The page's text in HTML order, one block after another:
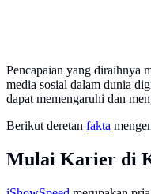
Pencapaian yang diraihnya
media sosial dalam dunia
dapat memengaruhi dan
Berikut deretan fakta
Mulai Karier di